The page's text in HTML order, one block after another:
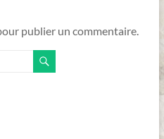
publier un commentaire.